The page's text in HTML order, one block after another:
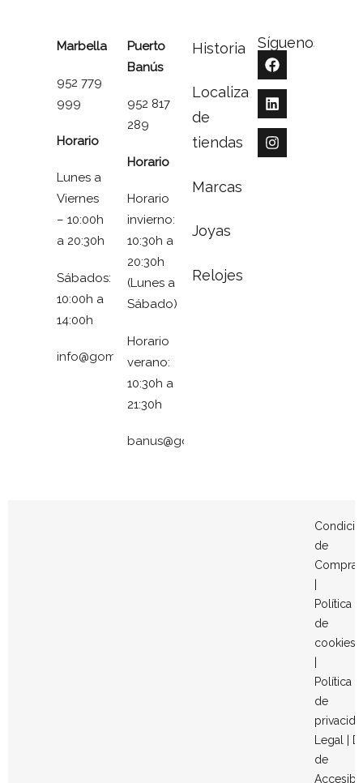
Marbella
952 779
999
Horario
Lunes a
Viernes
– 10:00h
a 20:30h
Sábados:
10:00h a
14:00h
info@gomezymolina.com
Puerto
Banús
952 817
289
Horario
Horario
invierno:
10:30h a
20:30h
(Lunes a
Sábado)
Horario
verano:
10:30h a
21:30h
banus@gomezymolina.com
Historia
Localizador
de
tiendas
Marcas
Joyas
Relojes
Síguenos
de
Compra
Política
de
cookies
Política
de
Legal
de